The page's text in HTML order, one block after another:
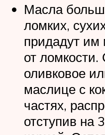
Масла
ломких,
придадут им
от
оливковое
маслице с
частях,
отступив на